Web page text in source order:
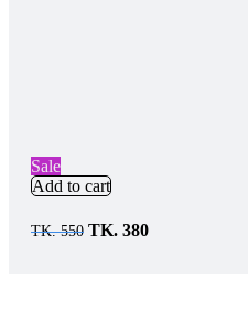
Sale
Add to cart
TK.550 TK. 380